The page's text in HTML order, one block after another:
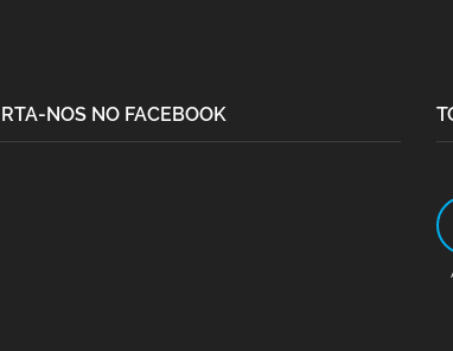
NOS NO FACEBOOK